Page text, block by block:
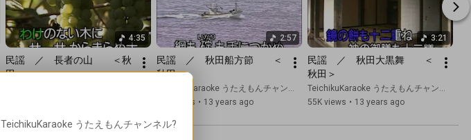
4:35
民謡　／　長者の山　　＜秋
田＞
2:57
民謡　／　秋田船方節　　＜
秋田＞
TeichikuKaraoke うたえもんチャンネル
51K views • 13 years ago
3:21
民謡　／　秋田大黒舞　　＜
秋田＞
TeichikuKaraoke うたえもんチャンネル
55K views • 13 years ago
TeichikuKaraoke うたえもんチャンネル?